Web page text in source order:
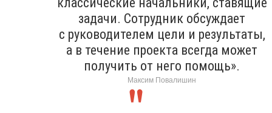
задачи. Сотрудник обсуждает
с руководителем цели и результаты,
а в течение проекта всегда может
получить от него помощь».
Максим Повалишин